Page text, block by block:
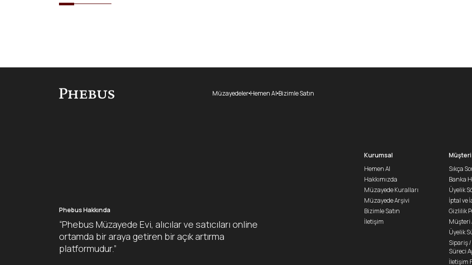
MüzayedelerHemen Al Bizimle Satın
Phebus Hakkında
“Phebus Müzayede Evi, alıcılar ve satıcıları online
ortamda bir araya getiren bir açık artırma
platformudur.”
Kurumsal
Hemen Al
Hakkımızda
Müzayede Kuralları
Müzayede Arşivi
Bizimle Satın
İletişim
Sıkça
Banka
Üyelik
İptal ve
Gizlilik
Müşteri
Üyelik
Sipariş
Süreci
İletişim